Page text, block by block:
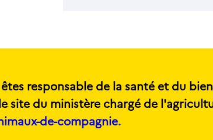
responsable de la santé et du
site du ministère chargé de
de-compagnie.